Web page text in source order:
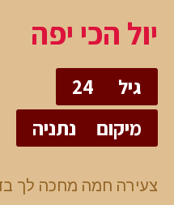
יול הכי יפה
גיל
24
מיקום
נתניה
צעירה חמה מחכה לך